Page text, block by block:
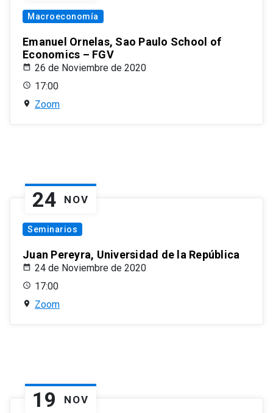
Macroeconomía
Emanuel Ornelas, Sao Paulo School of
Economics – FGV
26 de Noviembre de 2020
17:00
Zoom
24 NOV
Seminarios
Juan Pereyra, Universidad de la República
24 de Noviembre de 2020
17:00
Zoom
19 NOV